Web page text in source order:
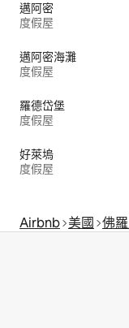
邁阿密
度假屋
邁阿密海灘
度假屋
羅德岱堡
度假屋
好萊塢
度假屋
Airbnb 美國 佛